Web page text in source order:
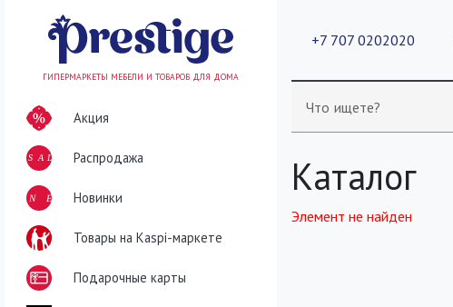
+7 707 0202020
Что ищете?
ГИПЕРМАРКЕТЫ МЕБЕЛИ И ТОВАРОВ ДЛЯ ДОМА
Акция
SALE Распродажа
NEWНовинки
Товары на Kaspi-маркете
Подарочные карты
Каталог
Элемент не найден